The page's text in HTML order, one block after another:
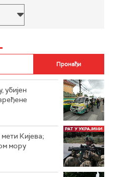
убијен
Кијева;
мору